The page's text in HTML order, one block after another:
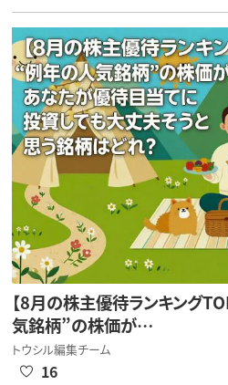
【8月の株主優待ランキング
気銘柄”の株価が…
トウシル編集チーム
16